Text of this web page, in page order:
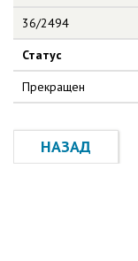
36/2494
Статус
Прекращен
НАЗАД